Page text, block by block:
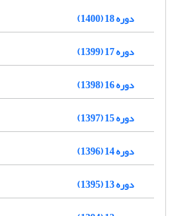
دوره 18 (1400)
دوره 17 (1399)
دوره 16 (1398)
دوره 15 (1397)
دوره 14 (1396)
دوره 13 (1395)